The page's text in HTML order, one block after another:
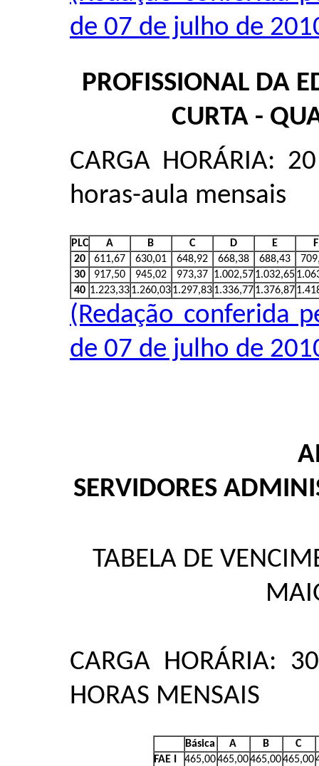
de 07 de julho de
PROFISSIONAL DA
CURTA -
CARGA HORÁRIA:
horas-aula mensais
PLC A B C D E
F
20
611,67 630,01 648,92 668,38 688,43
30
917,50 945,02 973,37 1.002,571.032,65
40 1.223,331.260,031.297,831.336,771.376,87
(Redação conferida
de 07 de julho de
SERVIDORES
TABELA DE
CARGA HORÁRIA:
HORAS MENSAIS
Básica A B
C
FAE I
465,00465,00465,00465,00